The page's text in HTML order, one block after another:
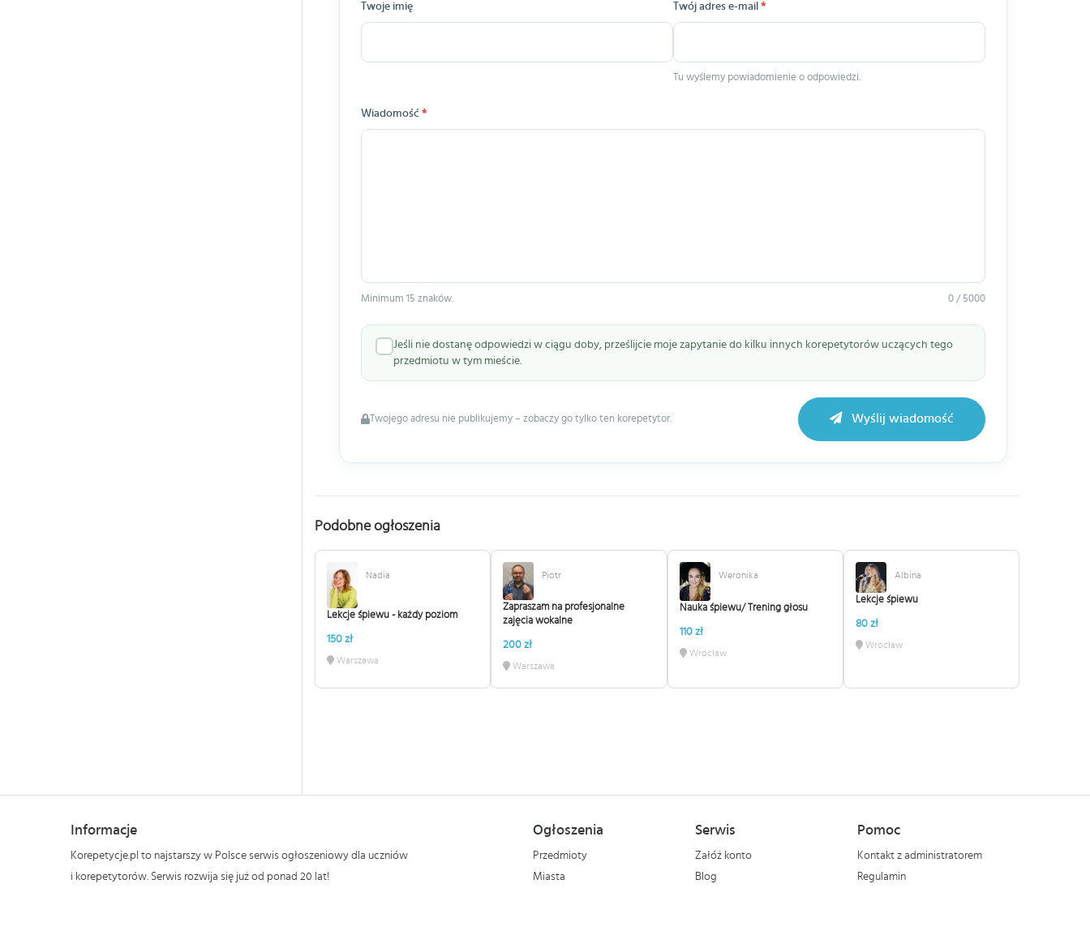
Twoje imię Twój adres e-mail *
Tu wyślemy powiadomienie o odpowiedzi.
Wiadomość *
Minimum 15 znaków. 0 / 5000
Jeśli nie dostanę odpowiedzi w ciągu doby, prześlijcie moje zapytanie do kilku innych korepetytorów uczących tego
przedmiotu w tym mieście.
Twojego adresu nie publikujemy – zobaczy go tylko ten korepetytor. Wyślij wiadomość
Podobne ogłoszenia
Nadia
Lekcje śpiewu - każdy poziom
150 zł
Warszawa
Piotr
Zapraszam na profesjonalne
zajęcia wokalne
200 zł
Warszawa
Weronika
Nauka śpiewu/ Trening głosu
110 zł
Wrocław
Albina
Lekcje śpiewu
80 zł
Wrocław
Informacje
Korepetycje.pl to najstarszy w Polsce serwis ogłoszeniowy dla uczniów
i korepetytorów. Serwis rozwija się już od ponad 20 lat!
Ogłoszenia
Przedmioty
Miasta
Serwis
Załóż konto
Blog
Pomoc
Kontakt z administratorem
Regulamin